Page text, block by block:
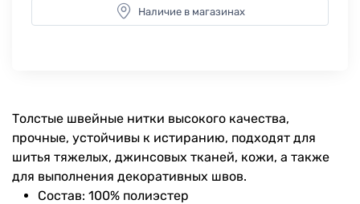
Наличие в магазинах
Толстые швейные нитки высокого качества,
прочные, устойчивы к истиранию, подходят для
шитья тяжелых, джинсовых тканей, кожи, а также
для выполнения декоративных швов.
Состав: 100% полиэстер